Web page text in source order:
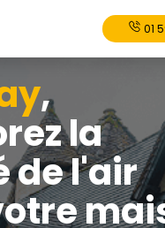
01
,
la
de l'air